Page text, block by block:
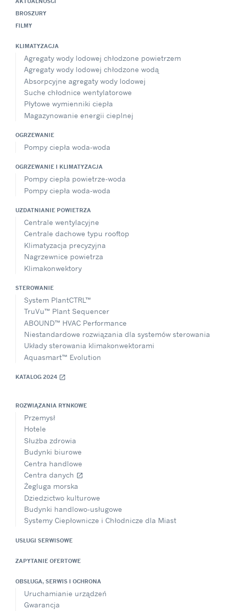
BROSZURY
FILMY
KLIMATYZACJA
Agregaty wody lodowej chłodzone powietrzem
Agregaty wody lodowej chłodzone wodą
Absorpcyjne agregaty wody lodowej
Suche chłodnice wentylatorowe
Płytowe wymienniki ciepła
Magazynowanie energii cieplnej
OGRZEWANIE
Pompy ciepła woda-woda
OGRZEWANIE I KLIMATYZACJA
Pompy ciepła powietrze-woda
Pompy ciepła woda-woda
UZDATNIANIE POWIETRZA
Centrale wentylacyjne
Centrale dachowe typu rooftop
Klimatyzacja precyzyjna
Nagrzewnice powietrza
Klimakonwektory
STEROWANIE
System PlantCTRL™
TruVu™ Plant Sequencer
ABOUND™ HVAC Performance
Niestandardowe rozwiązania dla systemów sterowania
Układy sterowania klimakonwektorami
Aquasmart™ Evolution
KATALOG 2024 open_in_new
ROZWIĄZANIA RYNKOWE
Przemysł
Hotele
Służba zdrowia
Budynki biurowe
Centra handlowe
Centra danych open_in_new
Żegluga morska
Dziedzictwo kulturowe
Budynki handlowo-usługowe
Systemy Ciepłownicze i Chłodnicze dla Miast
USŁUGI SERWISOWE
ZAPYTANIE OFERTOWE
OBSŁUGA, SERWIS I OCHRONA
Uruchamianie urządzeń
Gwarancja